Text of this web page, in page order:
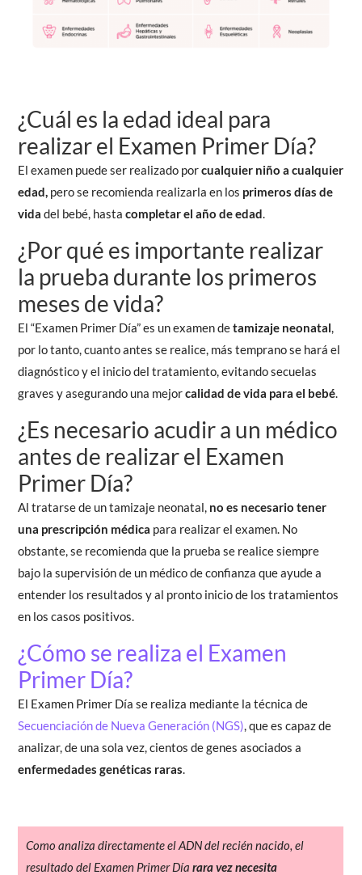
¿Cuál es la edad ideal para
realizar el Examen Primer Día?
El examen puede ser realizado porcualquier niño a cualquier
edad, pero se recomienda realizarla en los primeros días de
vida del bebé, hastacompletar el año de edad.
¿Por qué es importante realizar
la prueba durante los primeros
meses de vida?
El “Examen Primer Día” es un examen detamizaje neonatal,
por lo tanto, cuanto antes se realice, más temprano se hará el
diagnóstico y el inicio del tratamiento, evitando secuelas
graves y asegurando una mejorcalidad de vida para el bebé.
¿Es necesario acudir a un médico
antes de realizar el Examen
Primer Día?
Al tratarse de un tamizaje neonatal, no es necesario tener
una prescripción médica para realizar el examen. No
obstante, se recomienda que la prueba se realice siempre
bajo la supervisión de un médico de confianza que ayude a
entender los resultados y al pronto inicio de los tratamientos
en los casos positivos.
¿Cómo se realiza el Examen
Primer Día?
El Examen Primer Día se realiza mediante la técnica de
Secuenciación de Nueva Generación (NGS), que es capaz de
analizar, de una sola vez, cientos de genes asociados a
enfermedades genéticas raras.
Como analiza directamente el ADN del recién nacido, el
resultado del Examen Primer Díarara vez necesita